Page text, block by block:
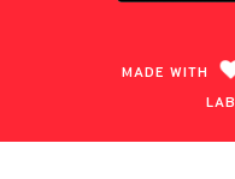
MADE WITH
LAB